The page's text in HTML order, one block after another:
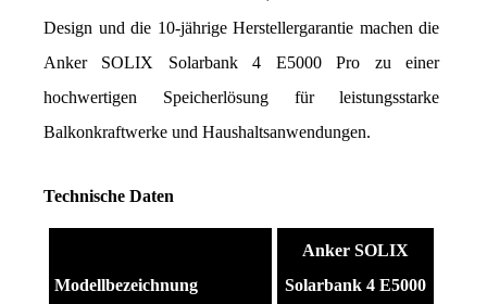
Design und die 10-jährige Herstellergarantie machen die
Anker SOLIX Solarbank 4 E5000 Pro zu einer
hochwertigen Speicherlösung für leistungsstarke
Balkonkraftwerke und Haushaltsanwendungen.
Technische Daten
Modellbezeichnung
Anker SOLIX
Solarbank 4 E5000